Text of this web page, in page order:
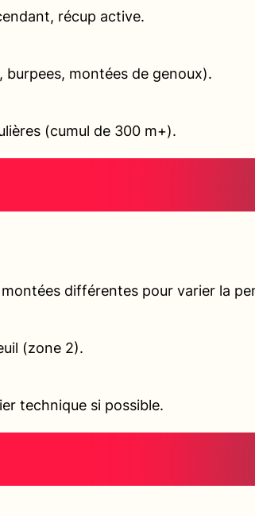
récup active.
burpees, montées de genoux).
(cumul de 300 m+).
différentes pour varier la
(zone 2).
technique si possible.